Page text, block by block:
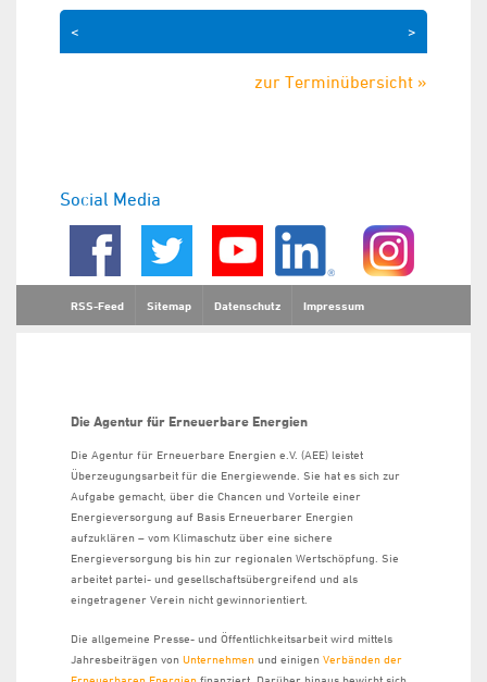
>
<
zur Terminübersicht »
Social Media
RSS-Feed Sitemap Datenschutz Impressum
Die Agentur für Erneuerbare Energien
Die Agentur für Erneuerbare Energien e.V. (AEE) leistet
Überzeugungsarbeit für die Energiewende. Sie hat es sich zur
Aufgabe gemacht, über die Chancen und Vorteile einer
Energieversorgung auf Basis Erneuerbarer Energien
aufzuklären – vom Klimaschutz über eine sichere
Energieversorgung bis hin zur regionalen Wertschöpfung. Sie
arbeitet partei- und gesellschaftsübergreifend und als
eingetragener Verein nicht gewinnorientiert.
Die allgemeine Presse- und Öffentlichkeitsarbeit wird mittels
Jahresbeiträgen von Unternehmen und einigen Verbänden der
Erneuerbaren Energien finanziert. Darüber hinaus bewirbt sich